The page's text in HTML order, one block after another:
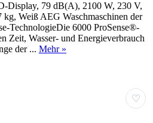
Display, 79 dB(A), 2100 W, 230 V,
Weiß AEG Waschmaschinen der
TechnologieDie 6000 ProSense®-
Zeit, Wasser- und Energieverbrauch
der ... Mehr »
♡